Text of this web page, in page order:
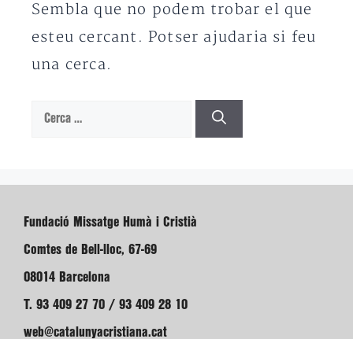
Sembla que no podem trobar el que
esteu cercant. Potser ajudaria si feu
una cerca.
Cerca:
Fundació Missatge Humà i Cristià
Comtes de Bell-lloc, 67-69
08014 Barcelona
T. 93 409 27 70 / 93 409 28 10
web@catalunyacristiana.cat